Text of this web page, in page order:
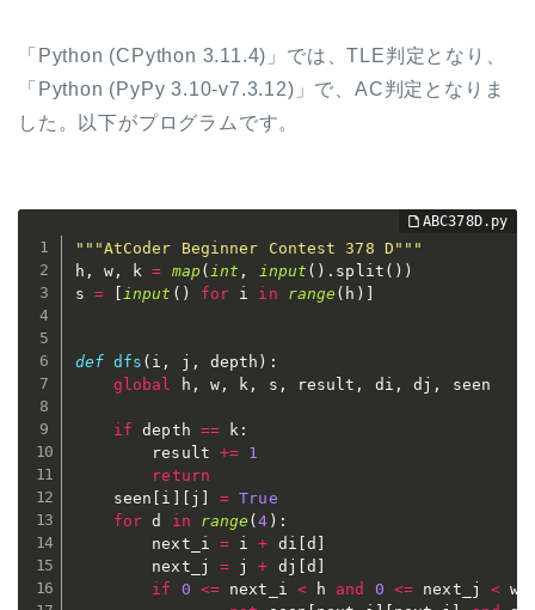
「Python (CPython 3.11.4)」では、TLE判定となり、
「Python (PyPy 3.10-v7.3.12)」で、AC判定となりま
した。以下がプログラムです。
"""AtCoder Beginner Contest 378 D"""
h , w, k = map ( int , input ( ) . split ( ) )
s = [ input ( ) for i in range ( h ) ]
def dfs ( i , j , depth ) :
global
h , w , k , s , result , di , dj , seen
if depth == k :
        result
+= 1
return
    seen
[ i ] [ j ] = True
for d in range (4 ) :
        next_i
= i + di [d ]
        next_j
= j + dj [d ]
if
0 <= next_i < h and 0 <= next_j < w